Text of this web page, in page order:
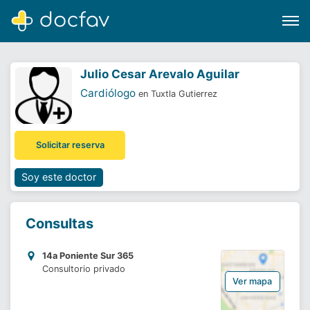
Software para clínicas
¿Eres un doctor?
Julio Cesar Arevalo Aguilar
Cardiólogo en Tuxtla Gutierrez
Solicitar reserva
Soy este doctor
Consultas
14a Poniente Sur 365
Consultorio privado
Ver mapa